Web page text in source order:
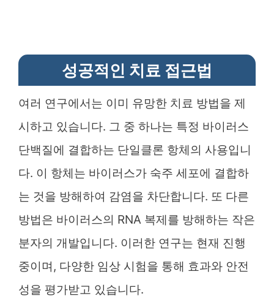
성공적인 치료 접근법
여러 연구에서는 이미 유망한 치료 방법을 제
시하고 있습니다. 그 중 하나는 특정 바이러스
단백질에 결합하는 단일클론 항체의 사용입니
다. 이 항체는 바이러스가 숙주 세포에 결합하
는 것을 방해하여 감염을 차단합니다. 또 다른
방법은 바이러스의 RNA 복제를 방해하는 작은
분자의 개발입니다. 이러한 연구는 현재 진행
중이며, 다양한 임상 시험을 통해 효과와 안전
성을 평가받고 있습니다.